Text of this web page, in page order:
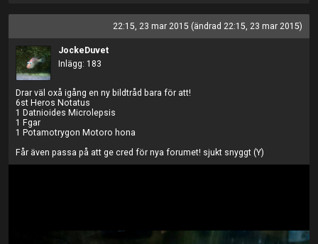
22:15, 23 mar 2015 (ändrad 22:15, 23 mar 2015)
JockeDuvet
Inlägg: 183
Drar väl oxå igång en ny bildtråd bara för att!
6st Heros Notatus
1 Datnioides Microlepsis
1 Fgar
1 Potamotrygon Motoro hona
Får även passa på att ge cred för nya forumet! sjukt snyggt (Y)